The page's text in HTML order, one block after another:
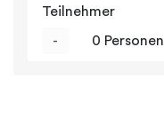
Teilnehmer
- 0 Personen